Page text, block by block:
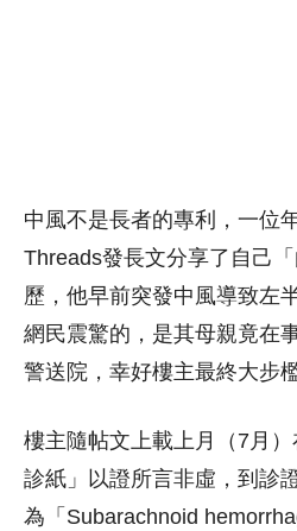
中風不是長者的專利，一位
Threads發長文分享了自己
歷，他早前突發中風導致左
網民震驚的，是其母親竟在
警送院，幸好樓主最終大步檻
樓主隨帖文上載上月（7月
診紙」以證所言非虛，到診
為「Subarachnoid